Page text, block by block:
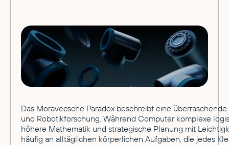
Das Moravecsche Paradox beschreibt eine
und Robotikforschung. Während Computer komplexe
höhere Mathematik und strategische Planung mit
häufig an alltäglichen körperlichen Aufgaben, die jedes